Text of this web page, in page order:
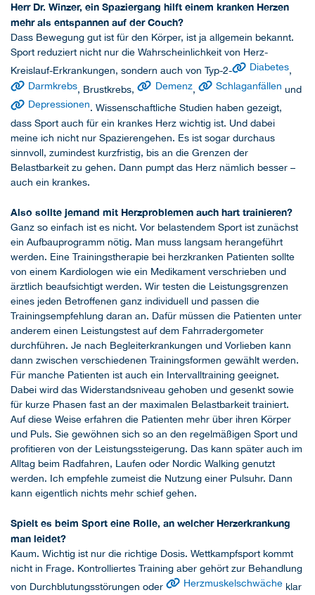
Herr Dr. Winzer, ein Spaziergang hilft einem kranken Herzen
mehr als entspannen auf der Couch?
Dass Bewegung gut ist für den Körper, ist ja allgemein bekannt.
Sport reduziert nicht nur die Wahrscheinlichkeit von Herz-
Kreislauf-Erkrankungen, sondern auch von Typ-2-
Diabetes,
Darmkrebs, Brustkrebs, Demenz, Schlaganfällen und
Depressionen. Wissenschaftliche Studien haben gezeigt,
dass Sport auch für ein krankes Herz wichtig ist. Und dabei
meine ich nicht nur Spazierengehen. Es ist sogar durchaus
sinnvoll, zumindest kurzfristig, bis an die Grenzen der
Belastbarkeit zu gehen. Dann pumpt das Herz nämlich besser –
auch ein krankes.
Also sollte jemand mit Herzproblemen auch hart trainieren?
Ganz so einfach ist es nicht. Vor belastendem Sport ist zunächst
ein Aufbauprogramm nötig. Man muss langsam herangeführt
werden. Eine Trainingstherapie bei herzkranken Patienten sollte
von einem Kardiologen wie ein Medikament verschrieben und
ärztlich beaufsichtigt werden. Wir testen die Leistungsgrenzen
eines jeden Betroffenen ganz individuell und passen die
Trainingsempfehlung daran an. Dafür müssen die Patienten unter
anderem einen Leistungstest auf dem Fahrradergometer
durchführen. Je nach Begleiterkrankungen und Vorlieben kann
dann zwischen verschiedenen Trainingsformen gewählt werden.
Für manche Patienten ist auch ein Intervalltraining geeignet.
Dabei wird das Widerstandsniveau gehoben und gesenkt sowie
für kurze Phasen fast an der maximalen Belastbarkeit trainiert.
Auf diese Weise erfahren die Patienten mehr über ihren Körper
und Puls. Sie gewöhnen sich so an den regelmäßigen Sport und
profitieren von der Leistungssteigerung. Das kann später auch im
Alltag beim Radfahren, Laufen oder Nordic Walking genutzt
werden. Ich empfehle zumeist die Nutzung einer Pulsuhr. Dann
kann eigentlich nichts mehr schief gehen.
Spielt es beim Sport eine Rolle, an welcher Herzerkrankung
man leidet?
Kaum. Wichtig ist nur die richtige Dosis. Wettkampfsport kommt
nicht in Frage. Kontrolliertes Training aber gehört zur Behandlung
von Durchblutungsstörungen oder
Herzmuskelschwäche klar